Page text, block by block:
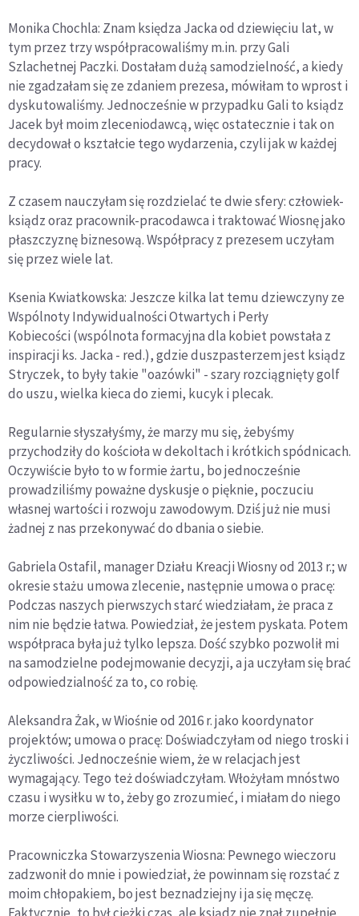
Monika Chochla: Znam księdza Jacka od dziewięciu lat, w
tym przez trzy współpracowaliśmy m.in. przy Gali
Szlachetnej Paczki. Dostałam dużą samodzielność, a kiedy
nie zgadzałam się ze zdaniem prezesa, mówiłam to wprost i
dyskutowaliśmy. Jednocześnie w przypadku Gali to ksiądz
Jacek był moim zleceniodawcą, więc ostatecznie i tak on
decydował o kształcie tego wydarzenia, czyli jak w każdej
pracy.
Z czasem nauczyłam się rozdzielać te dwie sfery: człowiek-
ksiądz oraz pracownik-pracodawca i traktować Wiosnę jako
płaszczyznę biznesową. Współpracy z prezesem uczyłam
się przez wiele lat.
Ksenia Kwiatkowska: Jeszcze kilka lat temu dziewczyny ze
Wspólnoty Indywidualności Otwartych i Perły
Kobiecości (wspólnota formacyjna dla kobiet powstała z
inspiracji ks. Jacka - red.), gdzie duszpasterzem jest ksiądz
Stryczek, to były takie "oazówki" - szary rozciągnięty golf
do uszu, wielka kieca do ziemi, kucyk i plecak.
Regularnie słyszałyśmy, że marzy mu się, żebyśmy
przychodziły do kościoła w dekoltach i krótkich spódnicach.
Oczywiście było to w formie żartu, bo jednocześnie
prowadziliśmy poważne dyskusje o pięknie, poczuciu
własnej wartości i rozwoju zawodowym. Dziś już nie musi
żadnej z nas przekonywać do dbania o siebie.
Gabriela Ostafil, manager Działu Kreacji Wiosny od 2013 r.; w
okresie stażu umowa zlecenie, następnie umowa o pracę:
Podczas naszych pierwszych starć wiedziałam, że praca z
nim nie będzie łatwa. Powiedział, że jestem pyskata. Potem
współpraca była już tylko lepsza. Dość szybko pozwolił mi
na samodzielne podejmowanie decyzji, a ja uczyłam się brać
odpowiedzialność za to, co robię.
Aleksandra Żak, w Wiośnie od 2016 r. jako koordynator
projektów; umowa o pracę: Doświadczyłam od niego troski i
życzliwości. Jednocześnie wiem, że w relacjach jest
wymagający. Tego też doświadczyłam. Włożyłam mnóstwo
czasu i wysiłku w to, żeby go zrozumieć, i miałam do niego
morze cierpliwości.
Pracowniczka Stowarzyszenia Wiosna: Pewnego wieczoru
zadzwonił do mnie i powiedział, że powinnam się rozstać z
moim chłopakiem, bo jest beznadziejny i ja się męczę.